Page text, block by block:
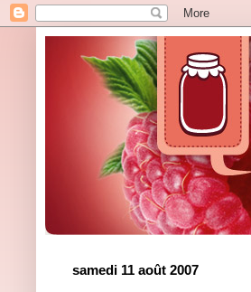
samedi 11 août 2007